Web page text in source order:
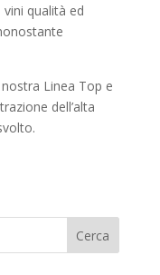
qualità ed
Linea Top e
dell’alta